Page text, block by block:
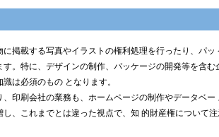
掲載する写真やイラストの権利処理を行ったり、パッ
。特に、デザインの制作、パッケージの開発等を含む
は必須のもの となります。
印刷会社の業務も、ホームページの制作やデータベー
、これまでとは違った視点で、知 的財産権について